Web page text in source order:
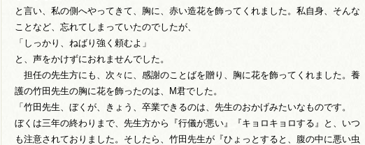
と言い、私の側へやってきて、胸に、赤い造花を飾ってくれました。私自身、そんな
ことなど、忘れてしまっていたのでしたが、
「しっかり、ねばり強く頼むよ」
と、声をかけずにおれませんでした。
担任の先生方にも、次々に、感謝のことばを贈り、胸に花を飾ってくれました。養
護の竹田先生の胸に花を飾ったのは、M君でした。
「竹田先生、ぼくが、きょう、卒業できるのは、先生のおかげみたいなものです。
ぼくは三年の終わりまで、先生方から『行儀が悪い』『キョロキョロする』と、いつ
も注意されておりました。そしたら、竹田先生が『ひょっとすると、腹の中に悪い虫